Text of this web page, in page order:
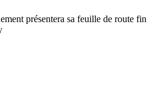
présentera sa feuille de route fin